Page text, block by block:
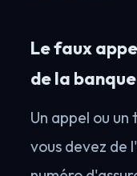
Le faux
de la banque
Un appel ou
vous devez de